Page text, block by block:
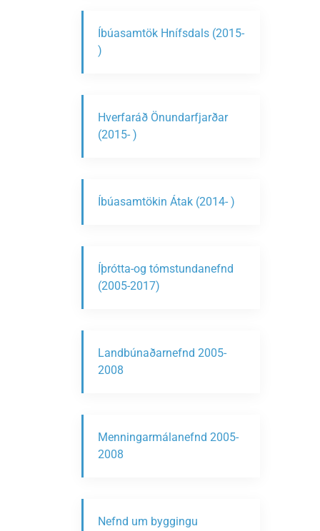
Íbúasamtök Hnífsdals (2015-
)
Hverfaráð Önundarfjarðar
(2015- )
Íbúasamtökin Átak (2014- )
Íþrótta-og tómstundanefnd
(2005-2017)
Landbúnaðarnefnd 2005-
2008
Menningarmálanefnd 2005-
2008
Nefnd um byggingu